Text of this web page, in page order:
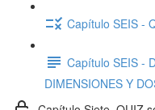
Capítulo SEIS -
Capítulo SEIS -
DIMENSIONES Y